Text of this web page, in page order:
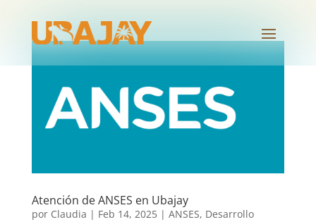
Atención de ANSES en Ubajay
por Claudia | Feb 14, 2025| ANSES, Desarrollo